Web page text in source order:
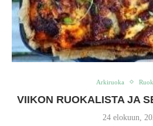
Arkiruoka
VIIKON RUOKALISTA JA
24 elokuun,